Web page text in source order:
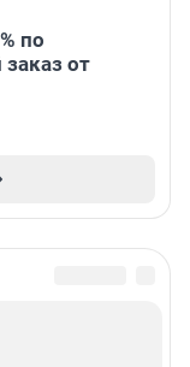
по
от